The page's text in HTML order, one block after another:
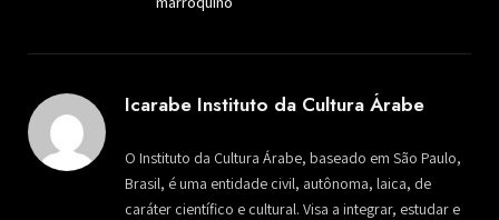
Icarabe Instituto da Cultura Árabe
O Instituto da Cultura Árabe, baseado em São Paulo,
Brasil, é uma entidade civil, autônoma, laica, de
caráter científico e cultural. Visa a integrar, estudar e